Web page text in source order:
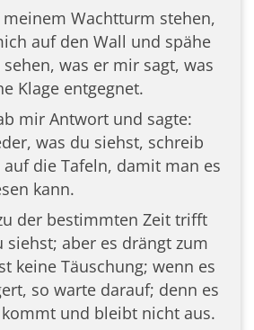
Wachtturm stehen,
auf den Wall und spähe
was er mir sagt, was
Klage entgegnet.
mir Antwort und sagte:
was du siehst, schreib
die Tafeln, damit man es
kann.
der bestimmten Zeit trifft
siehst; aber es drängt zum
keine Täuschung; wenn es
so warte darauf; denn es
und bleibt nicht aus.